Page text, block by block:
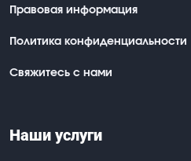
Правовая информация
Политика конфиденциальности
Свяжитесь с нами
Наши услуги